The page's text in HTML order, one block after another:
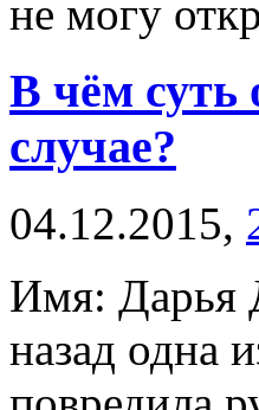
не могу
В чём суть
случае?
04.12.2015,
Имя: Дарья
назад одна